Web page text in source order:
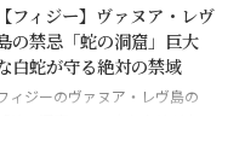
【フィジー】ヴァヌア・レヴ
の禁忌「蛇の洞窟」巨大
白蛇が守る絶対の禁域
ィジーのヴァヌア・レヴ島の